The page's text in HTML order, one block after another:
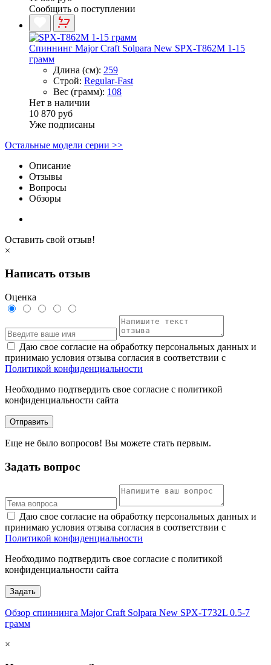
Сообщить о поступлении
Спиннинг Major Craft Solpara New SPX-T862M 1-15
грамм
Длина (см): 259
Строй: Regular-Fast
Вес (грамм): 108
Нет в наличии
10 870 руб
Уже подписаны
Остальные модели серии >>
Описание
Отзывы
Вопросы
Обзоры
Оставить свой отзыв!
×
Написать отзыв
Оценка
Даю свое согласие на обработку персональных данных и
принимаю условия отзыва согласия в соответствии с
Политикой конфиденциальности
Необходимо подтвердить свое согласие с политикой
конфиденциальности сайта
Отправить
Еще не было вопросов! Вы можете стать первым.
Задать вопрос
Даю свое согласие на обработку персональных данных и
принимаю условия отзыва согласия в соответствии с
Политикой конфиденциальности
Необходимо подтвердить свое согласие с политикой
конфиденциальности сайта
Задать
Обзор спиннинга Major Craft Solpara New SPX-T732L 0.5-7
грамм
×